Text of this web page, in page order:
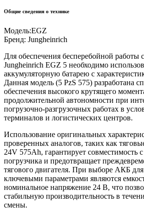
Общие сведения о технике
Модель:EGZ
Бренд: Jungheinrich
Для обеспечения бесперебойной работы
Jungheinrich EGZ 5 необходимо
аккумуляторную батарею с
Данная модель (5 PzS 575) разработана
обеспечения высокого крутящего
продолжительной автономности при
погрузочно-разгрузочных работах в
терминалов и логистических центров.
Использование оригинальных
проверенных аналогов, таких как
24V 575Ah, гарантирует совместимость
погрузчика и предотвращает
тягового двигателя. При выборе АКБ
ключевыми параметрами являются
номинальное напряжение 24 В, что
стабильную производительность в
смены.